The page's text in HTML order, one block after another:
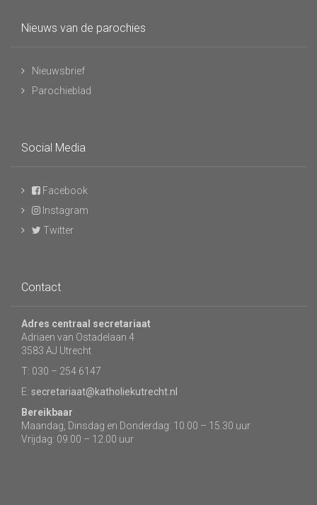
Nieuws van de parochies
Nieuwsbrief
Parochieblad
Social Media
Facebook
Instagram
Twitter
Contact
Adres centraal secretariaat
Adriaen van Ostadelaan 4
3583 AJ Utrecht
T: 030 – 254 6147
E: secretariaat@katholiekutrecht.nl
Bereikbaar
Maandag, Dinsdag en Donderdag: 10.00 – 15.30 uur
Vrijdag: 09.00 – 12.00 uur